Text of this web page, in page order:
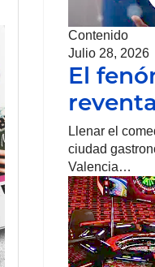
Contenido
Julio 28, 2026
El
Llenar el
ciudad
Valencia…